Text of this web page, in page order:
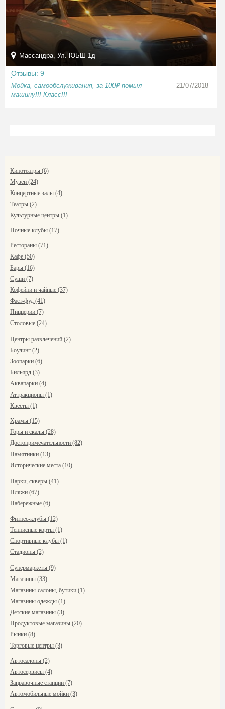
Массандра, Ул. ЮБШ 1д
Отзывы: 9
Мойка, самообслуживания, за 100₽ помыл
машину!!! Класс!!!
21/07/2018
Кинотеатры (6)
Музеи (24)
Концертные залы (4)
Театры (2)
Культурные центры (1)
Ночные клубы (17)
Рестораны (71)
Кафе (50)
Бары (16)
Суши (7)
Кофейни и чайные (37)
Фаст-фуд (41)
Пиццерии (7)
Столовые (24)
Центры развлечений (2)
Боулинг (2)
Зоопарки (6)
Бильярд (3)
Аквапарки (4)
Аттракционы (1)
Квесты (1)
Храмы (15)
Горы и скалы (28)
Достопримечательности (82)
Памятники (13)
Исторические места (10)
Парки, скверы (41)
Пляжи (67)
Набережные (6)
Фитнес-клубы (12)
Теннисные корты (1)
Спортивные клубы (1)
Стадионы (2)
Супермаркеты (9)
Магазины (33)
Магазины-салоны, бутики (1)
Магазины одежды (1)
Детские магазины (3)
Продуктовые магазины (20)
Рынки (8)
Торговые центры (3)
Автосалоны (2)
Автосервисы (4)
Заправочные станции (7)
Автомобильные мойки (3)